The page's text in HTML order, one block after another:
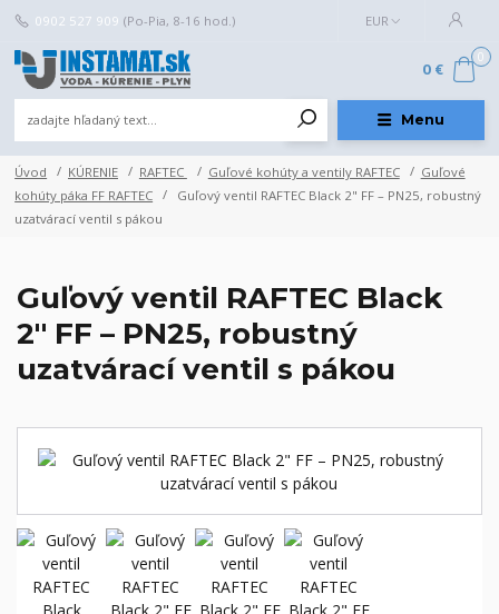
Menu
EUR
0902 527 909 (Po-Pia, 8-16 hod.)
0
0 €
Úvod KÚRENIE RAFTEC Guľové kohúty a ventily RAFTEC
Guľové
kohúty páka FF RAFTEC
Guľový ventil RAFTEC Black 2" FF – PN25, robustný
uzatvárací ventil s pákou
Guľový ventil RAFTEC Black
2" FF – PN25, robustný
uzatvárací ventil s pákou